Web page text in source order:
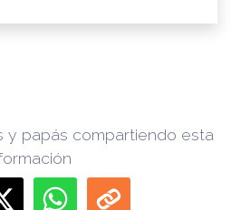
y papás compartiendo esta